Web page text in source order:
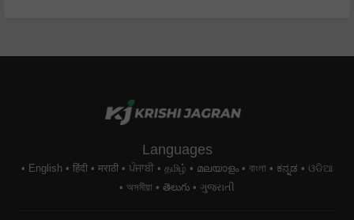
Languages
English हिंदी मराठी ਪੰਜਾਬੀ தமிழ் മലയാളം বাংলা ಕನ್ನಡ
ଓଡିଆ
অসমীয়া
తెలుగు ગુજરાતી